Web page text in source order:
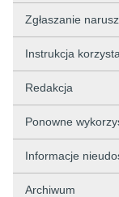
Zgłaszanie
Instrukcja
Redakcja
Ponowne
Informacje
Archiwum